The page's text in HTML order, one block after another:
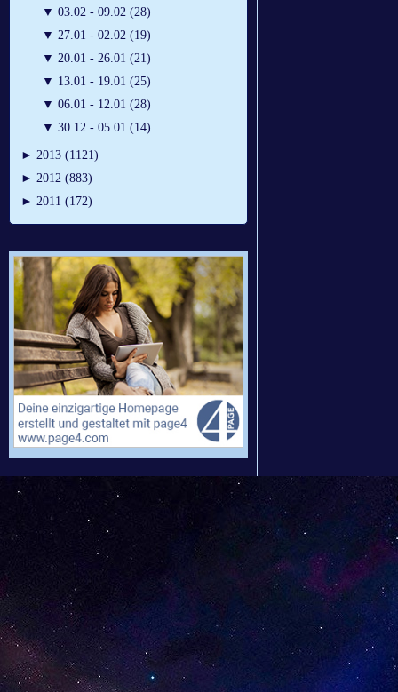
▼ 03.02 - 09.02 (28)
▼ 27.01 - 02.02 (19)
▼ 20.01 - 26.01 (21)
▼ 13.01 - 19.01 (25)
▼ 06.01 - 12.01 (28)
▼ 30.12 - 05.01 (14)
► 2013 (1121)
► 2012 (883)
► 2011 (172)